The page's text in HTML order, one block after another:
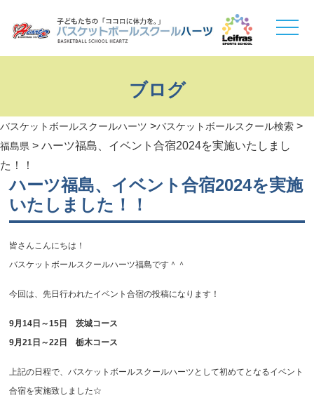
toggle
ブログ
バスケットボールスクールハーツ >バスケットボールスクール検索 >
福島県 > ハーツ福島、イベント合宿2024を実施いたしまし
た！！
ハーツ福島、イベント合宿2024を実施
いたしました！！
皆さんこんにちは！
バスケットボールスクールハーツ福島です＾＾
今回は、先日行われたイベント合宿の投稿になります！
9月14日～15日 茨城コース
9月21日～22日 栃木コース
上記の日程で、バスケットボールスクールハーツとして初めてとなるイベント
合宿を実施致しました☆